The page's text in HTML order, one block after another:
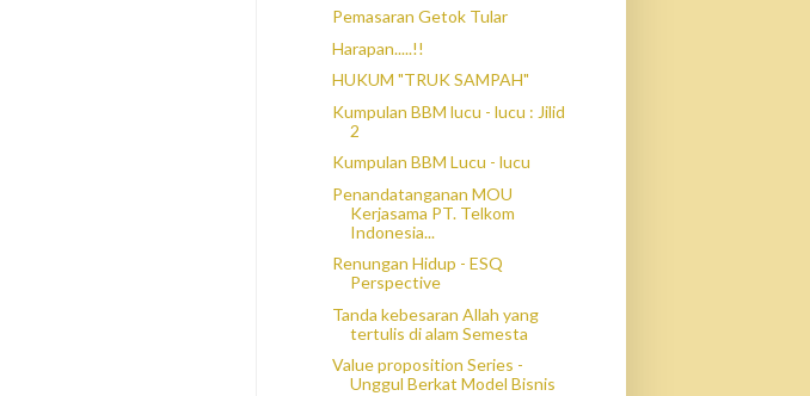
Pemasaran Getok Tular
Harapan.....!!
HUKUM "TRUK SAMPAH"
Kumpulan BBM lucu - lucu : Jilid
2
Kumpulan BBM Lucu - lucu
Penandatanganan MOU
Kerjasama PT. Telkom
Indonesia...
Renungan Hidup - ESQ
Perspective
Tanda kebesaran Allah yang
tertulis di alam Semesta
Value proposition Series -
Unggul Berkat Model Bisnis